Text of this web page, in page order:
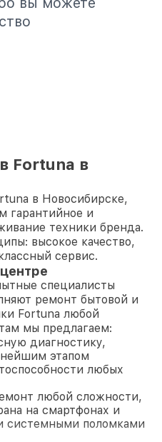
Fortuna в
в Новосибирске,
гарантийное и
техники бренда.
высокое качество,
сервис.
специалисты
ремонт бытовой и
Fortuna любой
мы предлагаем:
диагностику,
этапом
любых
любой сложности,
на смартфонах и
системными поломками